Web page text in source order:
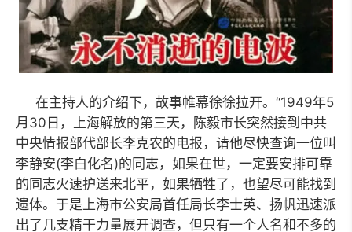
在主持人的介绍下，故事帷幕徐徐拉开。“1949年5
月30日，上海解放的第三天，陈毅市长突然接到中共
中央情报部代部长李克农的电报，请他尽快查询一位叫
李静安(李白化名)的同志，如果在世，一定要安排可靠
的同志火速护送来北平，如果牺牲了，也望尽可能找到
遗体。于是上海市公安局首任局长李士英、扬帆迅速派
出了几支精干力量展开调查，但只有一个人名和不多的